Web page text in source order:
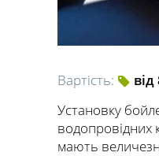
Вартість:
Установку
водопровідних
мають